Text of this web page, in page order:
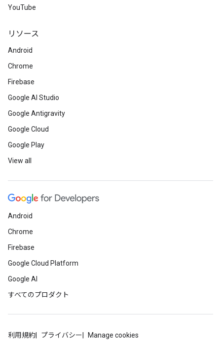
YouTube
リソース
Android
Chrome
Firebase
Google AI Studio
Google Antigravity
Google Cloud
Google Play
View all
Android
Chrome
Firebase
Google Cloud Platform
Google AI
すべてのプロダクト
利用規約 プライバシー Manage cookies